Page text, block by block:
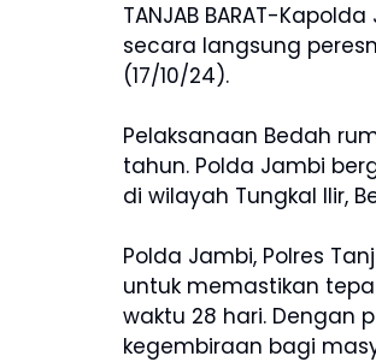
TANJAB BARAT-
secara langsung
(17/10/24).
Pelaksanaan Bedah
tahun. Polda Jambi
di wilayah Tungkal Ilir,
Polda Jambi, Polres
untuk memastikan
waktu 28 hari. Dengan
kegembiraan bagi